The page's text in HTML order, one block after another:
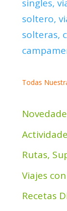
Todas
Rutas,
Viajes
Recetas